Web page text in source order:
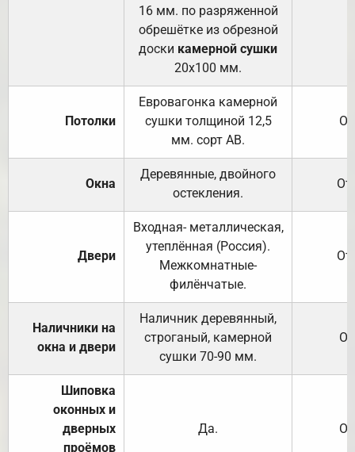
16 мм. по разряженной
обрешётке из обрезной
доски камерной сушки
20х100 мм.
Потолки
Евровагонка камерной
сушки толщиной 12,5
мм. сорт АВ.
Окна
Деревянные, двойного
остекления.
Двери
Входная- металлическая,
утеплённая (Россия).
Межкомнатные-
филёнчатые.
Наличники на
окна и двери
Наличник деревянный,
строганый, камерной
сушки 70-90 мм.
Шиповка
оконных и
дверных
проёмов
Да.